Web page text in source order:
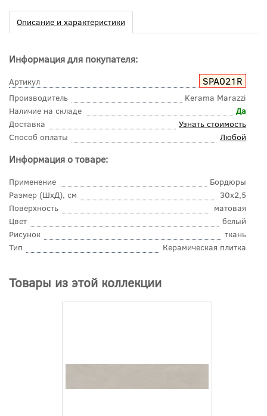
Описание и характеристики
Информация для покупателя:
Артикул SPA021R
Производитель
Kerama Marazzi
Наличие на складе
Да
Доставка
Узнать стоимость
Способ оплаты
Любой
Информация о товаре:
Применение
Бордюры
Размер (ШхД), см
30x2,5
Поверхность
матовая
Цвет
белый
Рисунок
ткань
Тип
Керамическая плитка
Товары из этой коллекции